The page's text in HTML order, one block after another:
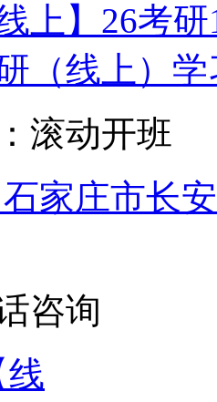
上】26考
（线上）
滚动开班
石家庄市长
咨询